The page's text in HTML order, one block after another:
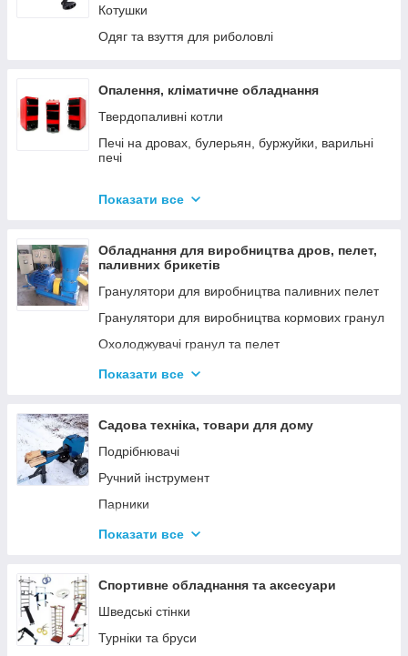
Човники ΩMega
Лодки Grif boat
Котушки
Одяг та взуття для риболовлі
Опалення, кліматичне обладнання
Твердопаливні котли
Печі на дровах, булерьян, буржуйки, варильні
печі
Котли електричні
Газові котли
Аксесуари для твердопаливних котлів
Показати все
Обладнання для виробництва дров, пелет,
паливних брикетів
Гранулятори для виробництва паливних пелет
Гранулятори для виробництва кормових гранул
Охолоджувачі гранул та пелет
Подрібнювачі
Дровоколи
Показати все
Садова техніка, товари для дому
Подрібнювачі
Ручний інструмент
Парники
Термоси
Показати все
Спортивне обладнання та аксесуари
Шведські стінки
Турніки та бруси